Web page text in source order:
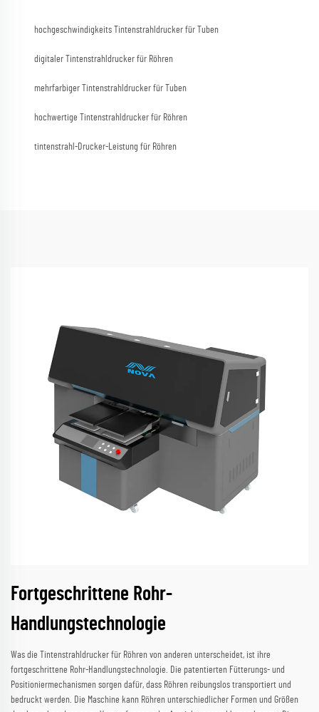
hochgeschwindigkeits Tintenstrahldrucker für Tuben
digitaler Tintenstrahldrucker für Röhren
mehrfarbiger Tintenstrahldrucker für Tuben
hochwertige Tintenstrahldrucker für Röhren
tintenstrahl-Drucker-Leistung für Röhren
Fortgeschrittene Rohr-
Handlungstechnologie
Was die Tintenstrahldrucker für Röhren von anderen unterscheidet, ist ihre
fortgeschrittene Rohr-Handlungstechnologie. Die patentierten Fütterungs- und
Positioniermechanismen sorgen dafür, dass Röhren reibungslos transportiert und
bedruckt werden. Die Maschine kann Röhren unterschiedlicher Formen und Größen